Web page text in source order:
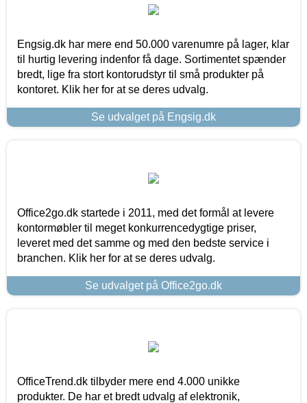
Engsig.dk har mere end 50.000 varenumre på lager, klar
til hurtig levering indenfor få dage. Sortimentet spænder
bredt, lige fra stort kontorudstyr til små produkter på
kontoret. Klik her for at se deres udvalg.
Se udvalget på Engsig.dk
Office2go.dk startede i 2011, med det formål at levere
kontormøbler til meget konkurrencedygtige priser,
leveret med det samme og med den bedste service i
branchen. Klik her for at se deres udvalg.
Se udvalget på Office2go.dk
OfficeTrend.dk tilbyder mere end 4.000 unikke
produkter. De har et bredt udvalg af elektronik,